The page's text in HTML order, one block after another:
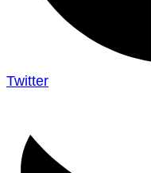
Twitter